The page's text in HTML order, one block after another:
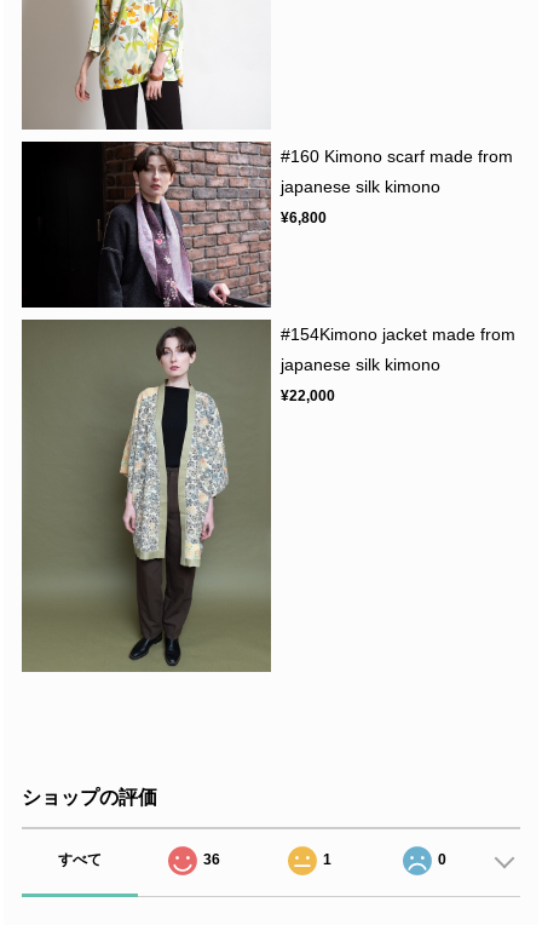
#160 Kimono scarf made from
japanese silk kimono
¥6,800
#154Kimono jacket made from
japanese silk kimono
¥22,000
ショップの評価
すべて 36 1 0